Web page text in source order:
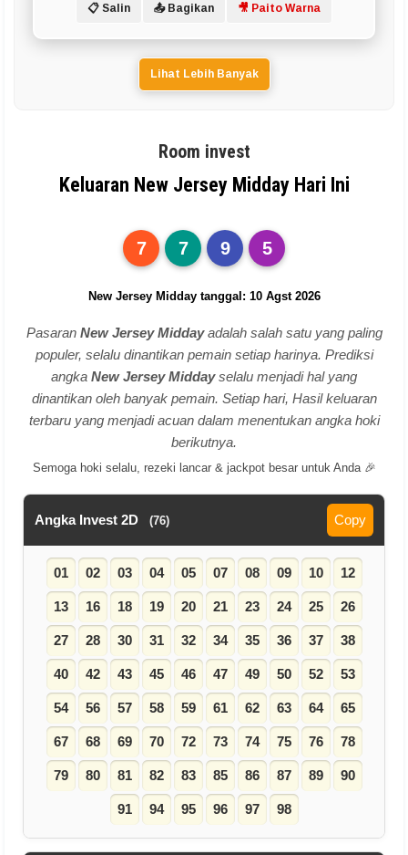
📋 Salin 📤 Bagikan 🎥 Paito Warna
Lihat Lebih Banyak
Room invest
Keluaran New Jersey Midday Hari Ini
7 7 9 5
New Jersey Midday tanggal: 10 Agst 2026
Pasaran New Jersey Middayadalah salah satu yang paling
populer, selalu dinantikan pemain setiap harinya. Prediksi
angka New Jersey Middayselalu menjadi hal yang
dinantikan oleh banyak pemain. Setiap hari, Hasil keluaran
terbaru yang menjadi acuan dalam menentukan angka hoki
berikutnya.
Semoga hoki selalu, rezeki lancar & jackpot besar untuk Anda 🎉
Angka Invest 2D (76) Copy
01 02 03 04 05 07 08 09 10 12
13 16 18 19 20 21 23 24 25 26
27 28 30 31 32 34 35 36 37 38
40 42 43 45 46 47 49 50 52 53
54 56 57 58 59 61 62 63 64 65
67 68 69 70 72 73 74 75 76 78
79 80 81 82 83 85 86 87 89 90
91 94 95 96 97 98